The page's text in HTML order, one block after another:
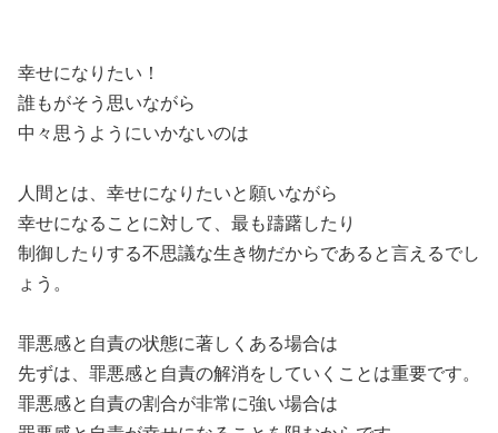
幸せになりたい！
誰もがそう思いながら
中々思うようにいかないのは
人間とは、幸せになりたいと願いながら
幸せになることに対して、最も躊躇したり
制御したりする不思議な生き物だからであると言えるでし
ょう。
罪悪感と自責の状態に著しくある場合は
先ずは、罪悪感と自責の解消をしていくことは重要です。
罪悪感と自責の割合が非常に強い場合は